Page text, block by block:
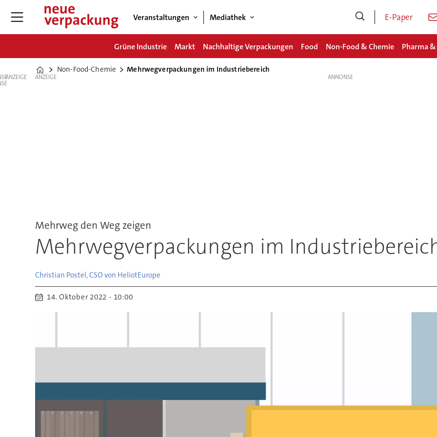
Veranstaltungen Mediathek E-Paper
Grüne Industrie Markt Nachhaltige Verpackungen Food Non-Food & Chemie Pharma
Home
Non-Food-Chemie Mehrwegverpackungen im Industriebereich
ANZEIGE ANZEIGE
Mehrweg den Weg zeigen
Mehrwegverpackungen im
Christian Postel, CSO von HeliotEurope
14. Oktober 2022 - 10:00